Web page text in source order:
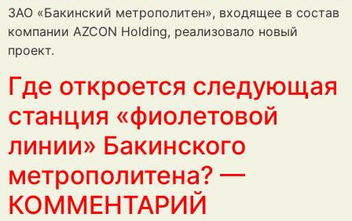
ЗАО «Бакинский метрополитен», входящее в состав
компании AZCON Holding, реализовало новый
проект.
Где откроется следующая
станция «фиолетовой
линии» Бакинского
метрополитена? —
КОММЕНТАРИЙ